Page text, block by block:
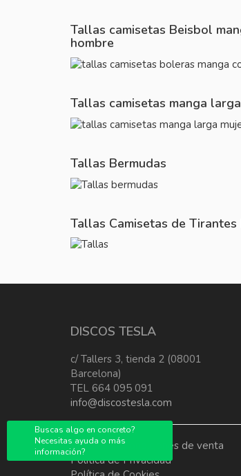
Buscas algo en concreto?
Necesitas ayuda o más
información?
Tallas camisetas Beisbol
hombre
Tallas camisetas manga
Tallas Bermudas
Tallas Camisetas de Tirantes
DISCOS TESLA
c/ Tallers 3, tienda 2 (08001
Barcelona)
TEL 664 095 091
info@discostesla.com
Terminos y condiciones de venta
Política de Privacidad